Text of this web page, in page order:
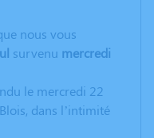
nous vous
survenu mercredi
le mercredi 22
dans l’intimité